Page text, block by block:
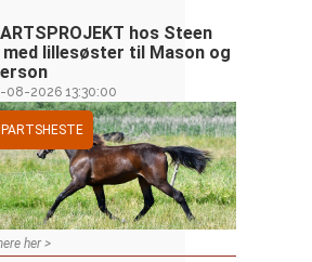
hos Steen
med lillesøster til Mason og
08-2026 13:30:00
her >